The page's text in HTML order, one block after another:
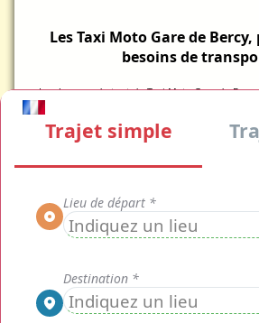
Les Taxi Moto Gare de
besoins de
Le plus grand atout de Taxi Moto Gare de
simulateur en ligne ! Vous pouvez dès
d'accueil et ainsi connaître le tarif exact à régler
même d'avoir à la payer ! Bien plus rapide et
Mais comment ça
réservation du service Taxi
Dès la réception de votre demande, nous la
nous vous mettrons en direct avec notre
Bercy .Vous recevez immédiatement un